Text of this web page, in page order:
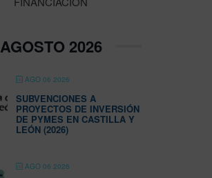
AGOSTO 2026
AGO 06 2026
SUBVENCIONES A
PROYECTOS DE INVERSIÓN
DE PYMES EN CASTILLA Y
LEÓN (2026)
AGO 06 2026